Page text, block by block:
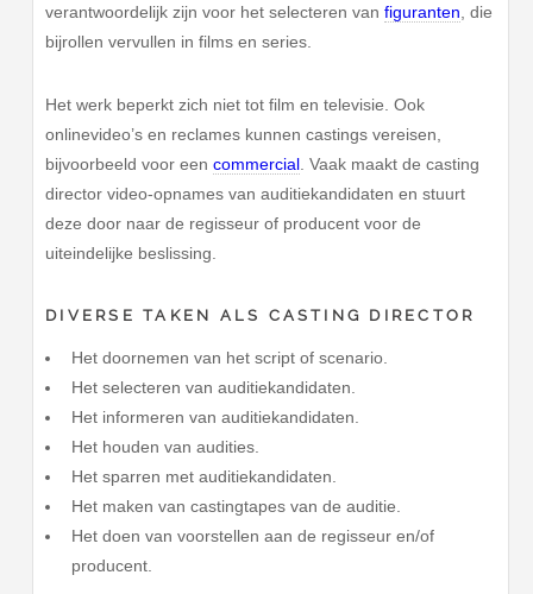
verantwoordelijk zijn voor het selecteren vanfiguranten , die
bijrollen vervullen in films en series.
Het werk beperkt zich niet tot film en televisie. Ook
onlinevideo’s en reclames kunnen castings vereisen,
bijvoorbeeld voor eencommercial. Vaak maakt de casting
director video-opnames van auditiekandidaten en stuurt
deze door naar de regisseur of producent voor de
uiteindelijke beslissing.
DIVERSE TAKEN ALS CASTING DIRECTOR
Het doornemen van het script of scenario.
Het selecteren van auditiekandidaten.
Het informeren van auditiekandidaten.
Het houden van audities.
Het sparren met auditiekandidaten.
Het maken van castingtapes van de auditie.
Het doen van voorstellen aan de regisseur en/of
producent.